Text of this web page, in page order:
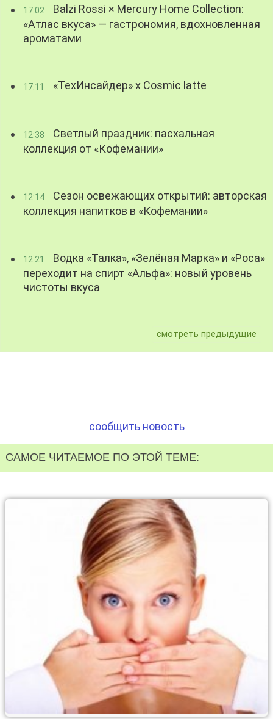
17:02
Balzi Rossi × Mercury Home Collection:
«Атлас вкуса» — гастрономия, вдохновленная
ароматами
17:11 «ТехИнсайдер» х Cosmic latte
12:38
Светлый праздник: пасхальная
коллекция от «Кофемании»
12:14
Сезон освежающих открытий: авторская
коллекция напитков в «Кофемании»
12:21
Водка «Талка», «Зелёная Марка» и «Роса»
переходит на спирт «Альфа»: новый уровень
чистоты вкуса
смотреть предыдущие
сообщить новость
САМОЕ ЧИТАЕМОЕ ПО ЭТОЙ ТЕМЕ: